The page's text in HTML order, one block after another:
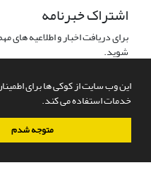
این وب سایت از کوکی ها برای
خدمات استفاده می کند.
متوجه شدم
اشتراک خبرنامه
برای دریافت اخبار و اطلاعیه
شوید.
سامانه مدیریت نشریات علمی.